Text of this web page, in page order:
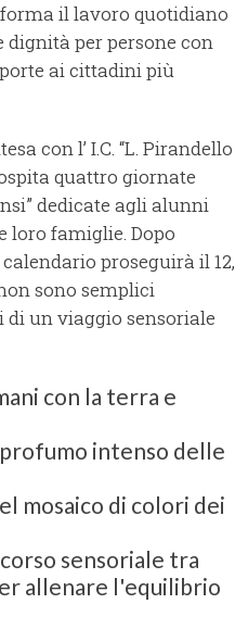
il lavoro quotidiano
per persone con
ai cittadini più
con l’ I.C. “L. Pirandello
quattro giornate
dedicate agli alunni
loro famiglie. Dopo
proseguirà il 12,
sono semplici
un viaggio sensoriale
con la terra e
intenso delle
mosaico di colori dei
sensoriale tra
allenare l'equilibrio